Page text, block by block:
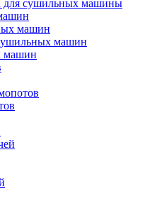
для сушильных машины
машин
машин
машин